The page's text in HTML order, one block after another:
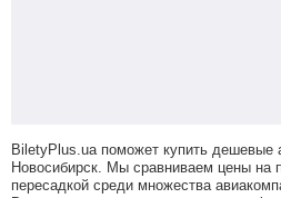
BiletyPlus.ua поможет купить
Новосибирск. Мы сравниваем цены на
пересадкой среди множества